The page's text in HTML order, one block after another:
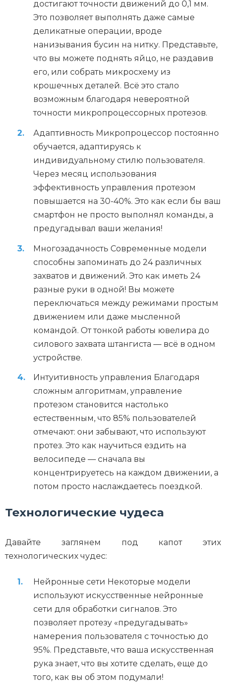
достигают точности движений до 0,1 мм.
Это позволяет выполнять даже самые
деликатные операции, вроде
нанизывания бусин на нитку. Представьте,
что вы можете поднять яйцо, не раздавив
его, или собрать микросхему из
крошечных деталей. Всё это стало
возможным благодаря невероятной
точности микропроцессорных протезов.
Адаптивность Микропроцессор постоянно
обучается, адаптируясь к
индивидуальному стилю пользователя.
Через месяц использования
эффективность управления протезом
повышается на 30-40%. Это как если бы ваш
смартфон не просто выполнял команды, а
предугадывал ваши желания!
Многозадачность Современные модели
способны запоминать до 24 различных
захватов и движений. Это как иметь 24
разные руки в одной! Вы можете
переключаться между режимами простым
движением или даже мысленной
командой. От тонкой работы ювелира до
силового захвата штангиста — всё в одном
устройстве.
Интуитивность управления Благодаря
сложным алгоритмам, управление
протезом становится настолько
естественным, что 85% пользователей
отмечают: они забывают, что используют
протез. Это как научиться ездить на
велосипеде — сначала вы
концентрируетесь на каждом движении, а
потом просто наслаждаетесь поездкой.
Технологические чудеса
Давайте заглянем под капот этих
технологических чудес:
Нейронные сети Некоторые модели
используют искусственные нейронные
сети для обработки сигналов. Это
позволяет протезу «предугадывать»
намерения пользователя с точностью до
95%. Представьте, что ваша искусственная
рука знает, что вы хотите сделать, еще до
того, как вы об этом подумали!